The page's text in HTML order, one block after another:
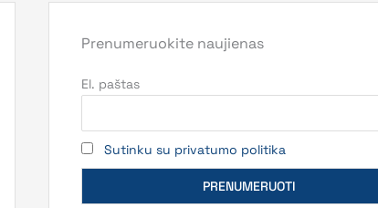
Prenumeruokite naujienas
El. paštas
Sutinku su privatumo politika